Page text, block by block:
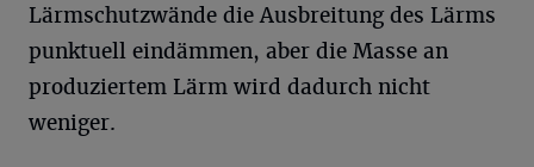
Lärmschutzwände die Ausbreitung des Lärms
punktuell eindämmen, aber die Masse an
produziertem Lärm wird dadurch nicht
weniger.